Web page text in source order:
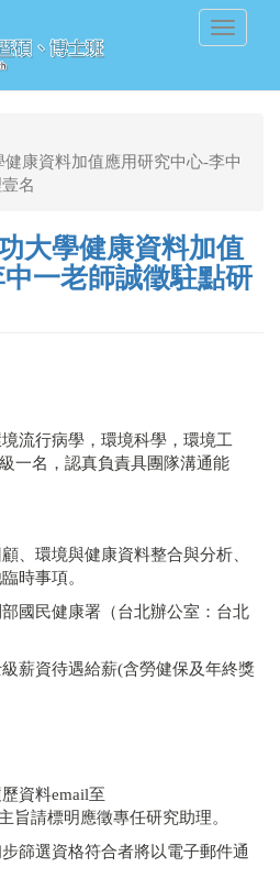
Toggle
健康資料加值應用研究中心-李中
名
大學健康資料加值
一老師誠徵駐點研
流行病學，環境科學，環境工
一名，認真負責具團隊溝通能
、環境與健康資料整合與分析、
時事項。
國民健康署（台北辦公室：台北
薪資待遇給薪(含勞健保及年終獎
資料email至
主旨請標明應徵專任研究助理。
篩選資格符合者將以電子郵件通